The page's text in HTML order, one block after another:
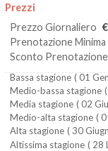
Prezzi
Prezzo Giornaliero
Prenotazione Minima
Sconto
Bassa stagione ( 01
Medio-bassa stagione
Media stagione ( 02
Medio-alta stagione (
Alta stagione ( 30
Altissima stagione ( 28